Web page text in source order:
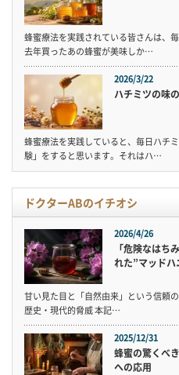
蜂蜜療法を実践されている皆さんは、
去年買ったあの蜂蜜が美味しか…
2026/3/22
ハチミツの味
蜂蜜療法を実践していると、毎日ハチ
験」をすると思います。それはハ…
ドクターABのイチオシ
2026/4/26
「危険なはち
れた”マッド
甘い見た目と「自然由来」という信頼
歴史・現代的脅威 本記…
2025/12/31
蜂蜜の驚くべ
への応用